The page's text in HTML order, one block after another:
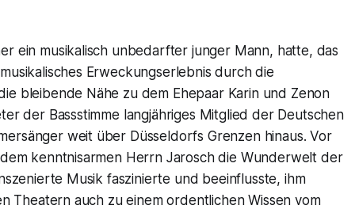
ein musikalisch unbedarfter junger Mann, hatte, das
Erweckungserlebnis durch die
bleibende Nähe zu dem Ehepaar Karin und Zenon
der Bassstimme langjähriges Mitglied der Deutschen
weit über Düsseldorfs Grenzen hinaus. Vor
kenntnisarmen Herrn Jarosch die Wunderwelt der
Musik faszinierte und beeinflusste, ihm
Theatern auch zu einem ordentlichen Wissen vom